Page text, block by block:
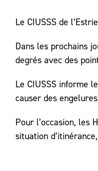
Le CIUSSS de
Dans les prochains
degrés avec des
Le CIUSSS informe
causer des
Pour l’occasion, les
situation